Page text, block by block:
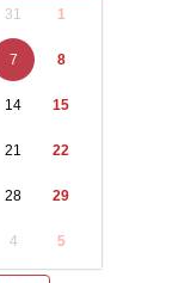
31 1
7 8
14 15
21 22
28 29
4 5